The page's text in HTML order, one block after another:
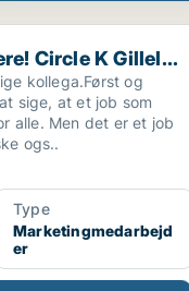
K Gillel...
Circle K Gillel...
kollega.Først og
sige, at et job som
alle. Men det er et job
ogs..
Type
Marketingmedarbejd
er